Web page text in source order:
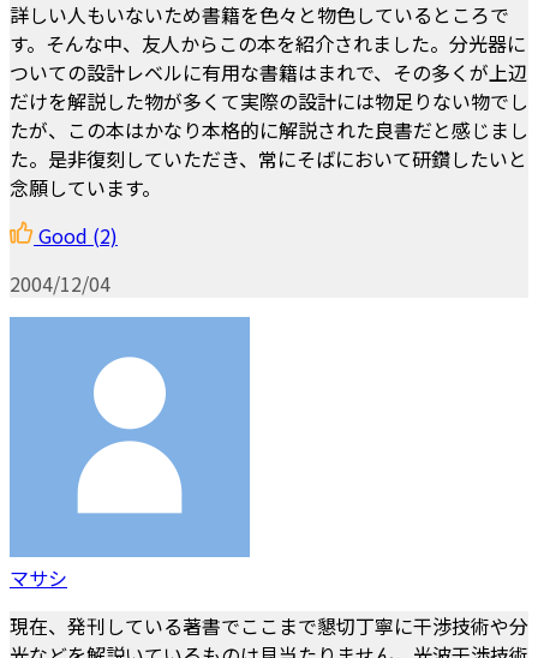
詳しい人もいないため書籍を色々と物色しているところで
す。そんな中、友人からこの本を紹介されました。分光器に
ついての設計レベルに有用な書籍はまれで、その多くが上辺
だけを解説した物が多くて実際の設計には物足りない物でし
たが、この本はかなり本格的に解説された良書だと感じまし
た。是非復刻していただき、常にそばにおいて研鑽したいと
念願しています。
Good (2)
2004/12/04
マサシ
現在、発刊している著書でここまで懇切丁寧に干渉技術や分